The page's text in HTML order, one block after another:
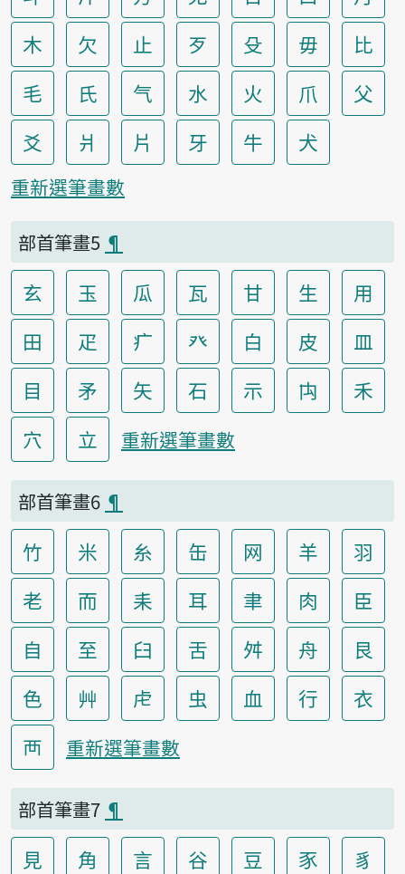
木
欠 止 歹 殳 毋
比
毛
氏 气 水 火 爪
父
爻
爿 片 牙 牛 犬
重新選筆畫數
部首筆畫5 ¶
玄 玉 瓜 瓦 甘 生
用
田
疋 疒 癶 白 皮
皿
目
矛 矢 石 示 禸
禾
穴
立 重新選筆畫數
部首筆畫6 ¶
竹 米 糸 缶 网 羊
羽
老
而 耒 耳 聿 肉
臣
自
至 臼 舌 舛 舟
艮
色
艸 虍 虫 血 行
衣
襾
重新選筆畫數
部首筆畫7 ¶
見 角 言 谷 豆 豕
豸